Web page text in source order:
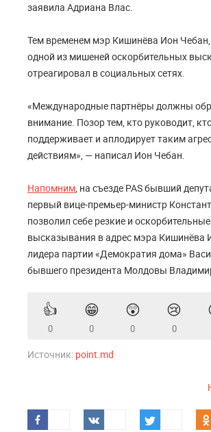
заявила Адриана Влас.
Тем временем мэр Кишинёва Ион
одной из мишеней оскорбительных
отреагировал в социальных сетях.
«Международные партнёры должны
внимание. Позор тем, кто руководит,
поддерживает и аплодирует таким
действиям», — написал Ион Чебан.
Напомним, на съезде PAS бывший
первый вице-премьер-министр
позволил себе резкие и оскорбительные
высказывания в адрес мэра Кишинёва
лидера партии «Демократия дома»
бывшего президента Молдовы
👍
0
😁
0
😲
0
😢
0
Источник: point.md